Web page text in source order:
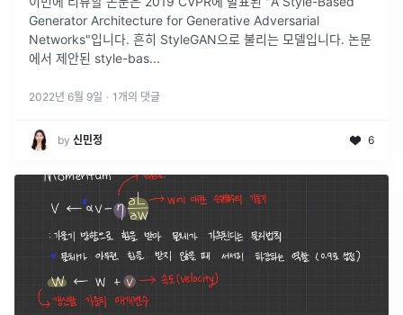
Generator Architecture for Generative Adversarial
Networks"입니다. 흔히 StyleGAN으로 불리는 모델입니다. 논문
에서 제안된 style-bas...
2022년 6월 9일 · 1 개의 댓글
by 신민정 6